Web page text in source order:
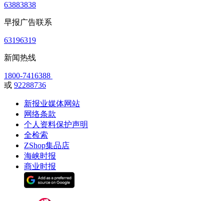
63883838
早报广告联系
63196319
新闻热线
1800-7416388
或 92288736
新报业媒体网站
网络条款
个人资料保护声明
全检索
ZShop集品店
海峡时报
商业时报